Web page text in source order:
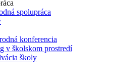
spolupráca
konferencia
v školskom prostredí
školy